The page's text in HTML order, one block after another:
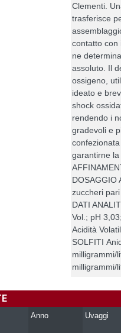
Clementi.
trasferisce
contatto con
ne
assoluto. Il
ossigeno,
ideato e
shock
rendendo i
gradevoli e
garantirne la
DOSAGGIO
zuccheri
DATI
Vol.; pH
Acidità
SOLFITI
milligrammi/
milligrammi/
Anno Uvaggi